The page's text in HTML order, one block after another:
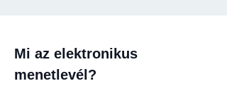
Mi az elektronikus
menetlevél?